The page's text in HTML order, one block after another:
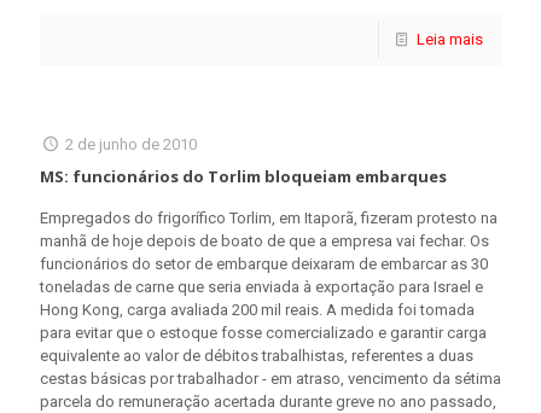
Leia mais
2 de junho de 2010
MS: funcionários do Torlim bloqueiam embarques
Empregados do frigorífico Torlim, em Itaporã, fizeram protesto na
manhã de hoje depois de boato de que a empresa vai fechar. Os
funcionários do setor de embarque deixaram de embarcar as 30
toneladas de carne que seria enviada à exportação para Israel e
Hong Kong, carga avaliada 200 mil reais. A medida foi tomada
para evitar que o estoque fosse comercializado e garantir carga
equivalente ao valor de débitos trabalhistas, referentes a duas
cestas básicas por trabalhador - em atraso, vencimento da sétima
parcela do remuneração acertada durante greve no ano passado,